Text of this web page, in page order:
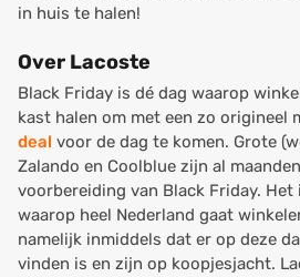
in huis te halen!
Over Lacoste
Black Friday is dé dag waarop
kast halen om met een zo origineel
deal voor de dag te komen. Grote
Zalando en Coolblue zijn al
voorbereiding van Black Friday. Het
waarop heel Nederland gaat
namelijk inmiddels dat er op deze
vinden is en zijn op koopjesjacht.